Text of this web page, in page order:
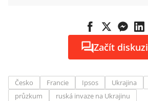
Začít diskuzi
Česko Francie Ipsos Ukrajina
průzkum
ruská invaze na Ukrajinu